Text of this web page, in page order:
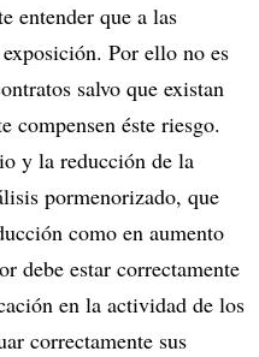
entender que a las
Por ello no es
salvo que existan
compensen éste riesgo.
y la reducción de la
pormenorizado, que
como en aumento
debe estar correctamente
en la actividad de los
correctamente sus